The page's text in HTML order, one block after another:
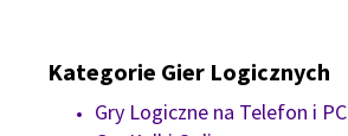
Kategorie Gier Logicznych
Gry Logiczne na Telefon i PC